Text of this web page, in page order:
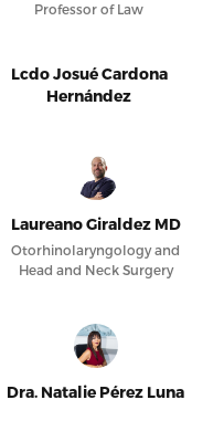
Professor of Law
Lcdo Josué Cardona
Hernández
Laureano Giraldez MD
Otorhinolaryngology and
Head and Neck Surgery
Dra. Natalie Pérez Luna